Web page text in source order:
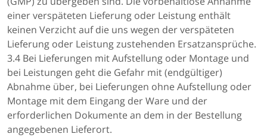
einer verspäteten Lieferung oder Leistung enthält
keinen Verzicht auf die uns wegen der verspäteten
Lieferung oder Leistung zustehenden Ersatzansprüche.
3.4 Bei Lieferungen mit Aufstellung oder Montage und
bei Leistungen geht die Gefahr mit (endgültiger)
Abnahme über, bei Lieferungen ohne Aufstellung oder
Montage mit dem Eingang der Ware und der
erforderlichen Dokumente an dem in der Bestellung
angegebenen Lieferort.